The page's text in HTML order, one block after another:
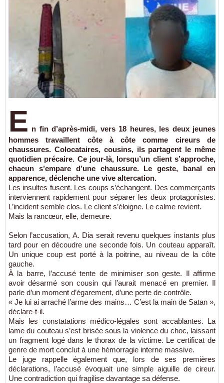
E n fin d’après-midi, vers 18 heures, les deux jeunes
hommes travaillent côte à côte comme cireurs de
chaussures. Colocataires, cousins, ils partagent le même
quotidien précaire. Ce jour-là, lorsqu’un client s’approche,
chacun s’empare d’une chaussure. Le geste, banal en
apparence, déclenche une vive altercation.
Les insultes fusent. Les coups s’échangent. Des commerçants
interviennent rapidement pour séparer les deux protagonistes.
L’incident semble clos. Le client s’éloigne. Le calme revient.
Mais la rancœur, elle, demeure.
Selon l’accusation, A. Dia serait revenu quelques instants plus
tard pour en découdre une seconde fois. Un couteau apparaît.
Un unique coup est porté à la poitrine, au niveau de la côte
gauche.
À la barre, l’accusé tente de minimiser son geste. Il affirme
avoir désarmé son cousin qui l’aurait menacé en premier. Il
parle d’un moment d’égarement, d’une perte de contrôle.
« Je lui ai arraché l’arme des mains… C’est la main de Satan »,
déclare-t-il.
Mais les constatations médico-légales sont accablantes. La
lame du couteau s’est brisée sous la violence du choc, laissant
un fragment logé dans le thorax de la victime. Le certificat de
genre de mort conclut à une hémorragie interne massive.
Le juge rappelle également que, lors de ses premières
déclarations, l’accusé évoquait une simple aiguille de cireur.
Une contradiction qui fragilise davantage sa défense.